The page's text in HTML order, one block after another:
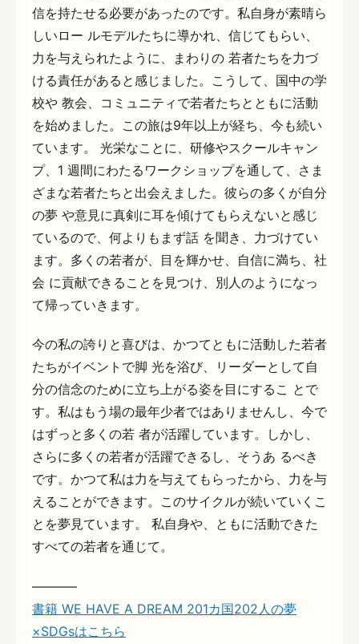
信を持たせる必要があったのです。私自身が素晴ら
しいロー ルモデルたちに導かれ、信じてもらい、
力を与えられたように、まわりの 若者たちを力づ
ける責任があると感じました。こうして、国中の学
校や 教会、コミュニティで若者たちとともに活動
を始めました。この旅は9年以上が経ち、今も続い
ています。 光栄なことに、研修やスクールキャン
プ、1 週間にわたるワークショップを通して、さま
ざまな若者たちと出会えました。彼らの多くが自分
の夢 や意見に真剣に耳を傾けてもらえないと感じ
ているので、何よりもまず話 を聞き、力づけてい
ます。多くの若者が、目を輝かせ、自信に満ち、社
会 に貢献できることを見つけ、別人のようになっ
て帰っていきます。
今の私の誇りと喜びは、かつてともに活動した若者
たちがイベントで脚 光を浴び、リーダーとして自
分の信念のために立ち上がる姿を目にするこ とで
す。私はもう場の最年少者ではありませんし、今で
はずっと多くの若 者が活躍しています。しかし、
さらに多くの若者が活躍できるし、そうあ るべき
です。かつて私は力を与えてもらったから、力を与
えることができます。このサイクルが続いていくこ
とを夢見ています。 私自身や、ともに活動できた
すべての若者を通じて。
———–
書籍 WE HAVE A DREAM 201カ国202人の夢
×SDGsはこちら